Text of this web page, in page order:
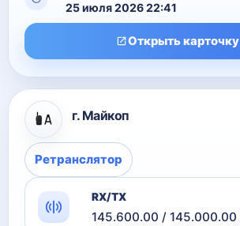
25 июля 2026 22:41
Открыть карточку
г. Майкоп
Ретранслятор
RX/TX
145.600.00 / 145.000.00